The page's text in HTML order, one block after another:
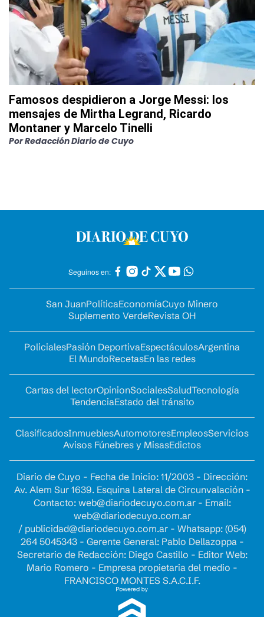
Famosos despidieron a Jorge Messi: los
mensajes de Mirtha Legrand, Ricardo
Montaner y Marcelo Tinelli
PorRedacción Diario de Cuyo
Seguinos en:
San JuanPolíticaEconomíaCuyo Minero
Suplemento VerdeRevista OH
PolicialesPasión DeportivaEspectáculosArgentina
El MundoRecetasEn las redes
Cartas del lectorOpinionSocialesSaludTecnología
TendenciaEstado del tránsito
ClasificadosInmueblesAutomotoresEmpleosServicios
Avisos Fúnebres y MisasEdictos
Diario de Cuyo - Fecha de Inicio: 11/2003 - Dirección:
Av. Alem Sur 1639. Esquina Lateral de Circunvalación -
Contacto: web@diariodecuyo.com.ar- Email:
web@diariodecuyo.com.ar
/ publicidad@diariodecuyo.com.ar- Whatsapp: (054)
264 5045343 - Gerente General: Pablo Dellazoppa -
Secretario de Redacción: Diego Castillo - Editor Web:
Mario Romero - Empresa propietaria del medio -
FRANCISCO MONTES S.A.C.I.F.